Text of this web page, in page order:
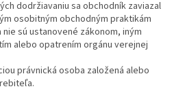
dodržiavaniu sa obchodník zaviazal
osobitným obchodným praktikám
sú ustanovené zákonom, iným
alebo opatrením orgánu verejnej
právnická osoba založená alebo